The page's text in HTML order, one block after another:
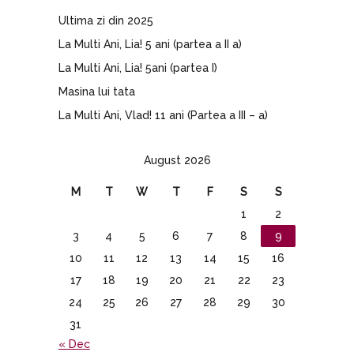
Ultima zi din 2025
La Multi Ani, Lia! 5 ani (partea a II a)
La Multi Ani, Lia! 5ani (partea I)
Masina lui tata
La Multi Ani, Vlad! 11 ani (Partea a III – a)
August 2026
M T W T F S
S
1
2
3
4 5 6 7 8
9
10
11 12 13 14 15
16
17
18 19 20 21 22
23
24
25 26 27 28 29
30
31
« Dec